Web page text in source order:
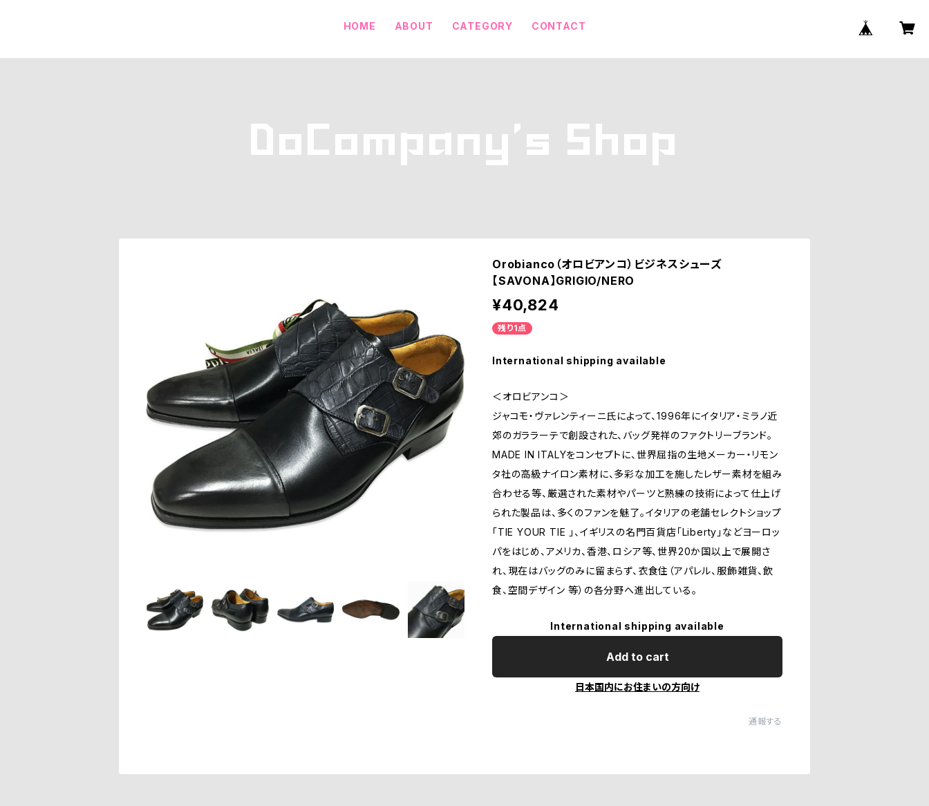
HOME ABOUT CATEGORY CONTACT
Orobianco（オロビアンコ）ビジネスシューズ
【SAVONA】GRIGIO/NERO
¥40,824
残り1点
International shipping available
＜オロビアンコ＞
ジャコモ・ヴァレンティーニ氏によって、1996年にイタリア・ミラノ近
郊のガララーテで創設された、バッグ発祥のファクトリーブランド。
MADE IN ITALYをコンセプトに、世界屈指の生地メーカー・リモン
タ社の高級ナイロン素材に、多彩な加工を施したレザー素材を組み
合わせる等、厳選された素材やパーツと熟練の技術によって仕上げ
られた製品は、多くのファンを魅了。イタリアの老舗セレクトショップ
「TIE YOUR TIE 」、イギリスの名門百貨店「Liberty」などヨーロッ
パをはじめ、アメリカ、香港、ロシア等、世界20か国以上で展開さ
れ、現在はバッグのみに留まらず、衣食住（アパレル、服飾雑貨、飲
食、空間デザイン 等）の各分野へ進出している。
International shipping available
Add to cart
日本国内にお住まいの方向け
通報する